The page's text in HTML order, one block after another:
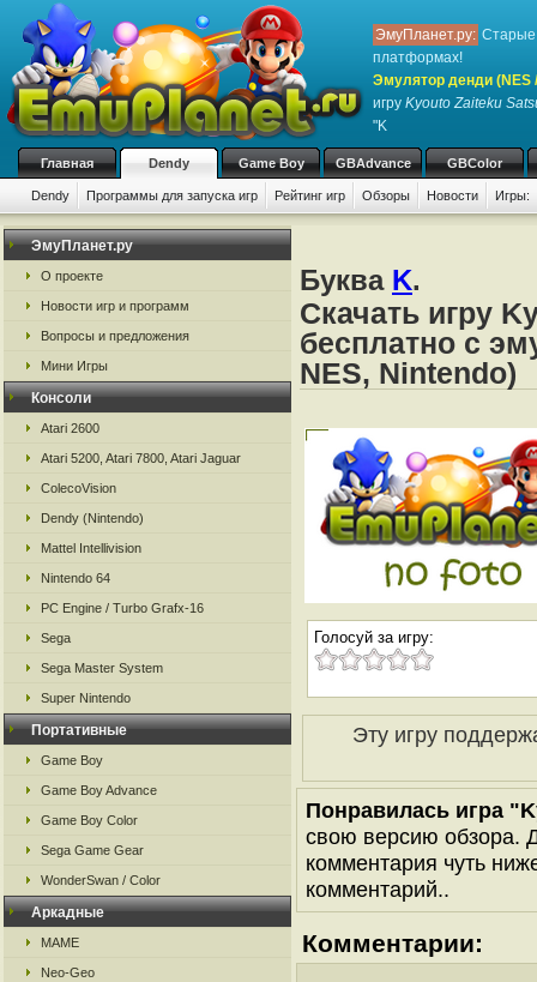
ЭмуПланет.ру: Старые
платформах!
Эмулятор денди (NES
игру Kyouto Zaiteku
"K
Главная Dendy Game Boy GBAdvance GBColor
Dendy Программы для запуска игр Рейтинг игр Обзоры Новости Игры:
ЭмуПланет.ру
О проекте
Новости игр и программ
Вопросы и предложения
Мини Игры
Консоли
Atari 2600
Atari 5200, Atari 7800, Atari Jaguar
ColecoVision
Dendy (Nintendo)
Mattel Intellivision
Nintendo 64
PC Engine / Turbo Grafx-16
Sega
Sega Master System
Super Nintendo
Портативные
Game Boy
Game Boy Advance
Game Boy Color
Sega Game Gear
WonderSwan / Color
Аркадные
MAME
Neo-Geo
Буква K.
Скачать игру
бесплатно с
NES, Nintendo)
Голосуй за игру:
Эту игру
Понравилась игра
свою версию обзора.
комментария чуть
комментарий..
Комментарии: